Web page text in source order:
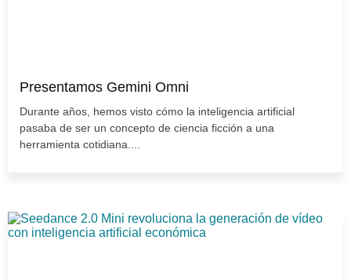
Presentamos Gemini Omni
Durante años, hemos visto cómo la inteligencia artificial
pasaba de ser un concepto de ciencia ficción a una
herramienta cotidiana....